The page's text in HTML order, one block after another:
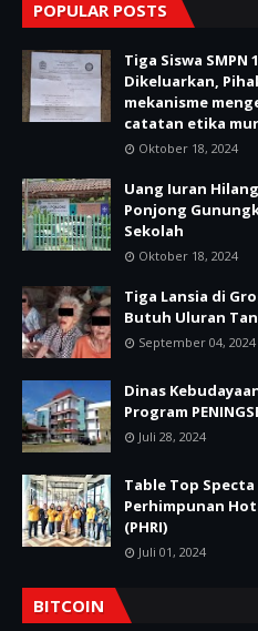
POPULAR POSTS
Tiga Siswa
Dikeluarkan,
mekanisme
catatan etika
Oktober 18, 2024
Uang Iuran
Ponjong
Sekolah
Oktober 18, 2024
Tiga Lansia di
Butuh Uluran
September 04, 2024
Dinas
Program
Juli 28, 2024
Table Top
Perhimpunan
(PHRI)
Juli 01, 2024
BITCOIN